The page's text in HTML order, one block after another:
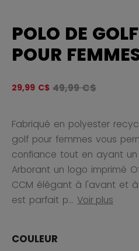
POLO DE
POUR
29,99 C$ Le prix original
49,99 C$
Fabriqué en polyester
golf pour femmes vous
confiance tout en ayant un
Arborant un logo imprimé
CCM élégant à l'avant et
est parfait p... Voir plus
COULEUR